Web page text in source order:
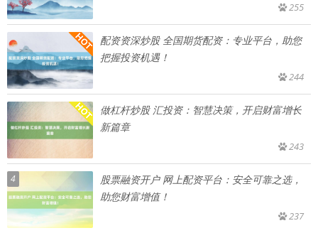
255
配资资深炒股 全国期货配资：专业平台，助您
把握投资机遇！
244
做杠杆炒股 汇投资：智慧决策，开启财富增长
新篇章
243
4
股票融资开户 网上配资平台：安全可靠之选，
助您财富增值！
237